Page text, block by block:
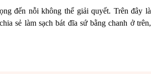
đến nỗi không thể giải quyết. Trên đây là
sẻ làm sạch bát đĩa sứ bằng chanh ở trên,